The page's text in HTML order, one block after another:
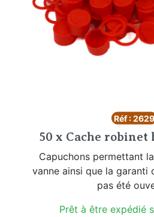
Réf : 2629
50 x Cache robinet
Capuchons permettant
vanne ainsi que la garanti
pas été
Prêt à être expédié